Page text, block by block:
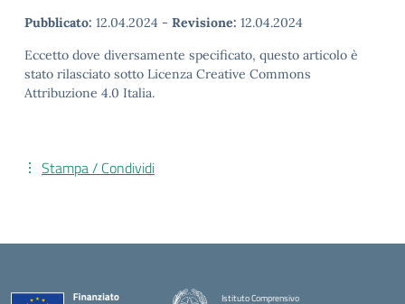
Pubblicato: 12.04.2024 - Revisione: 12.04.2024
Eccetto dove diversamente specificato, questo articolo è
stato rilasciato sotto Licenza Creative Commons
Attribuzione 4.0 Italia.
Stampa / Condividi
Istituto Comprensivo